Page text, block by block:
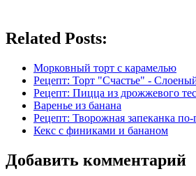
Related Posts:
Морковный торт с карамелью
Рецепт: Торт "Счастье" -
Рецепт: Пицца из дрожжевого
Варенье из банана
Рецепт: Творожная запеканка
Кекс с финиками и бананом
Добавить комментарий